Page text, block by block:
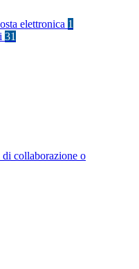
elettronica 1
31
collaborazione o